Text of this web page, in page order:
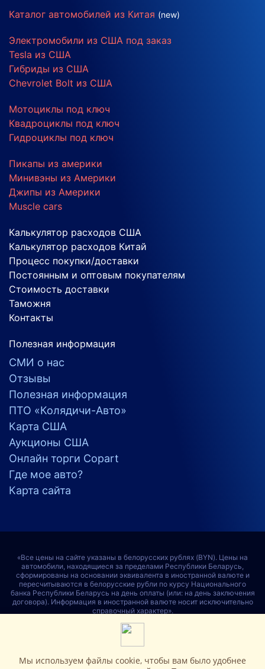
Каталог автомобилей из Китая (new)
Электромобили из США под заказ
Tesla из США
Гибриды из США
Chevrolet Bolt из США
Мотоциклы под ключ
Квадроциклы под ключ
Гидроциклы под ключ
Пикапы из америки
Минивэны из Америки
Джипы из Америки
Muscle cars
Калькулятор расходов США
Калькулятор расходов Китай
Процесс покупки/доставки
Постоянным и оптовым покупателям
Стоимость доставки
Таможня
Контакты
Полезная информация
СМИ о нас
Отзывы
Полезная информация
ПТО «Колядичи-Авто»
Карта США
Аукционы США
Онлайн торги Copart
Где мое авто?
Карта сайта
«Все цены на сайте указаны в белорусских рублях (BYN). Цены на
автомобили, находящиеся за пределами Республики Беларусь,
сформированы на основании эквивалента в иностранной валюте и
пересчитываются в белорусские рубли по курсу Национального
банка Республики Беларусь на день оплаты (или: на день заключения
договора). Информация в иностранной валюте носит исключительно
справочный характер».
Разработка сайта
Мы используем файлы cookie, чтобы вам было удобнее